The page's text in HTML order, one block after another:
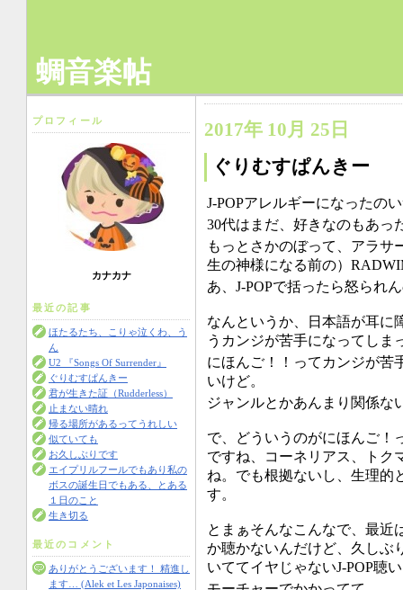
蜩音楽帖
プロフィール
カナカナ
最近の記事
ほたるたち、こりゃ泣くわ、う
ん
U2 『Songs Of Surrender』
ぐりむすぱんきー
君が生きた証（Rudderless）
止まない晴れ
帰る場所があるってうれしい
似ていても
お久しぶりです
エイプリルフールでもあり私の
ボスの誕生日でもある、とある
１日のこと
生き切る
最近のコメント
ありがとうございます！ 精進し
ます… (Alek et Les Japonaises)
2017年 10月 25日
ぐりむすぱんきー
J-POPアレルギーになったの
30代はまだ、好きなのもあっ
もっとさかのぼって、アラサ
生の神様になる前の）
あ、J-POPで括ったら怒られ
なんというか、日本語が耳に
うカンジが苦手になってしま
にほんご！！ってカンジが苦
いけど。
ジャンルとかあんまり関係な
で、どういうのがにほんご！
ですね、コーネリアス、トク
ね。でも根拠ないし、生理的
す。
とまぁそんなこんなで、最近
か聴かないんだけど、久しぶ
いててイヤじゃないJ-POP聴